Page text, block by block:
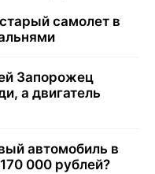
самолет в
Запорожец
а двигатель
автомобиль в
000 рублей?